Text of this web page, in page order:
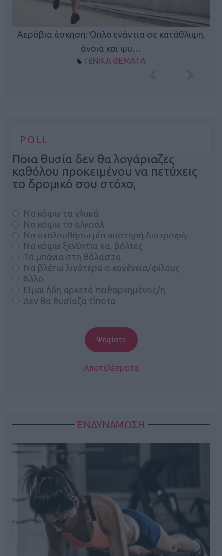
Αερόβια άσκηση: Όπλο ενάντια σε κατάθλιψη,
άνοια και ψυ…
ΓΕΝΙΚΑ ΘΕΜΑΤΑ
POLL
Ποια θυσία δεν θα λογάριαζες
καθόλου προκειμένου να πετύχεις
το δρομικό σου στόχο;
Να κόψω τα γλυκά
Να κόψω το αλκοόλ
Να ακολουθήσω μία αυστηρή διατροφή
Να κόψω ξενύχτια και βόλτες
Τα μπάνια στη θάλασσα
Να βλέπω λιγότερο οικογένεια/φίλους
Άλλο
Είμαι ήδη αρκετά πειθαρχημένος/η
Δεν θα θυσίαζα τίποτα
Αποτελέσματα
ΕΝΔΥΝΑΜΩΣΗ